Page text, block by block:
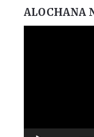
ALOCHANA